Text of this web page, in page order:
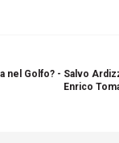
nel Golfo? - Salvo
Enrico